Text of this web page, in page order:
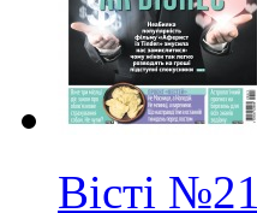
Вісті №21